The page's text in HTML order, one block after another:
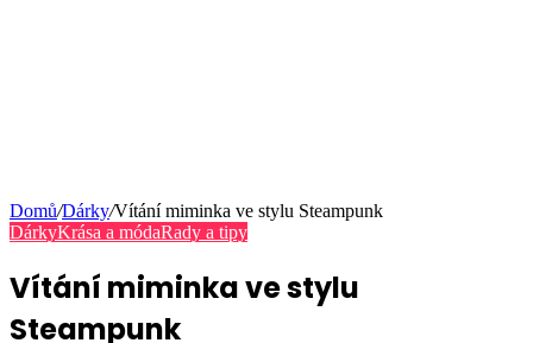
Domů/Dárky/Vítání miminka ve stylu Steampunk
DárkyKrása a módaRady a tipy
Vítání miminka ve stylu
Steampunk